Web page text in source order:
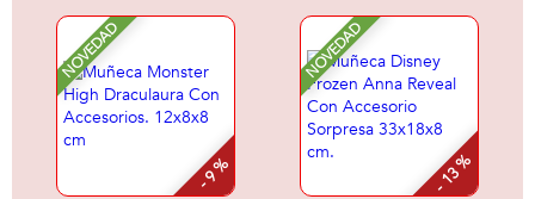
NOVEDAD
- 9 %
NOVEDAD
- 13 %